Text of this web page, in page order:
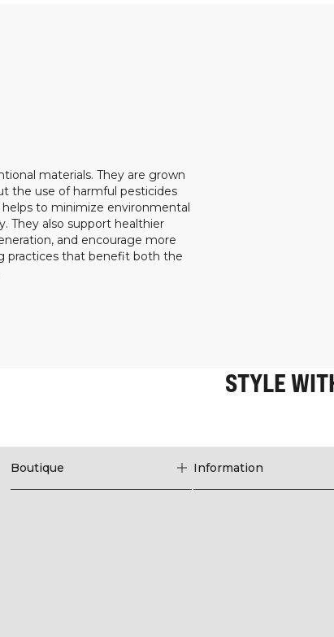
materials. They are grown
the use of harmful pesticides
to minimize environmental
They also support healthier
and encourage more
practices that benefit both the
STYLE
Boutique Information